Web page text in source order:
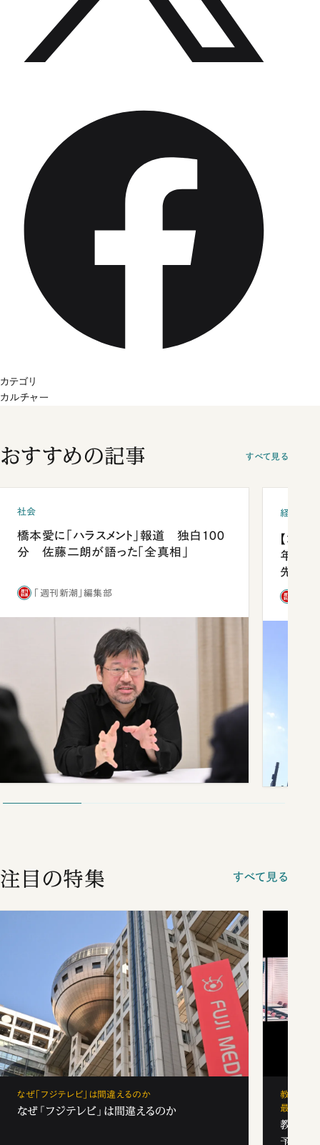
カテゴリ
カルチャー
おすすめの記事 すべて見る
社会
橋本愛に「ハラスメント」報道 独白100
分 佐藤二朗が語った「全真相」
「週刊新潮」編集部
経済・ビ
【コン
年会は
先1位
注目の特集 すべて見る
なぜ「フジテレビ」は間違えるのか
なぜ「フジテレビ」は間違えるのか
教育の地
最新勢力
教育の
予備校